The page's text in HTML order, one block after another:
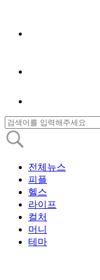
전체뉴스
피플
헬스
라이프
컬처
머니
테마